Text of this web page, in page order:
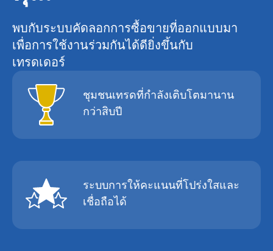
พบกับระบบคัดลอกการซื้อขายที่ออกแบบมา
เพื่อการใช้งานร่วมกันได้ดียิ่งขึ้นกับ
เทรดเดอร์
ชุมชนเทรดที่กำลังเติบโตมานาน
กว่าสิบปี
ระบบการให้คะแนนที่โปร่งใสและ
เชื่อถือได้